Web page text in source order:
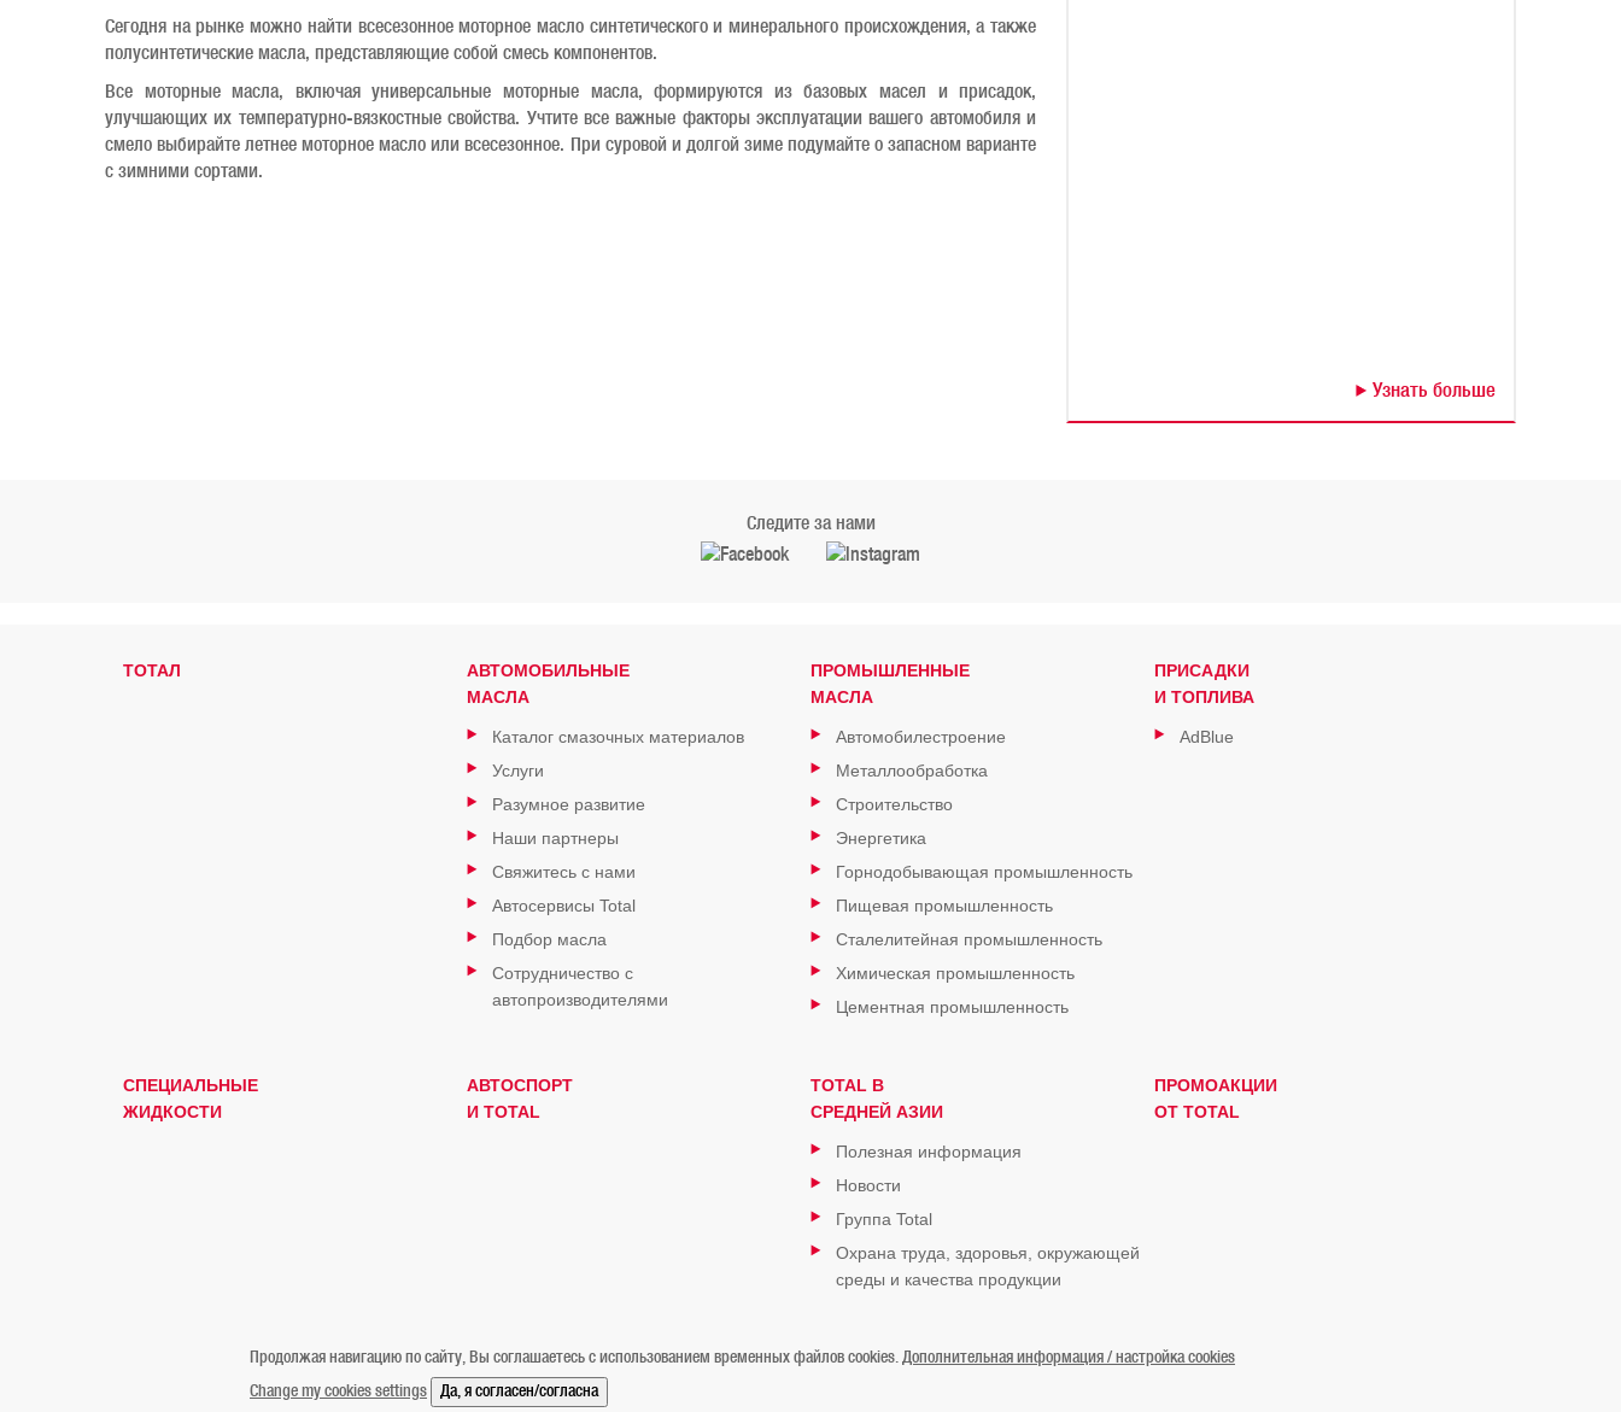
Сегодня на рынке можно найти всесезонное моторное масло синтетического и минерального происхождения, а также
полусинтетические масла, представляющие собой смесь компонентов.
Все моторные масла, включая универсальные моторные масла, формируются из базовых масел и присадок,
улучшающих их температурно-вязкостные свойства. Учтите все важные факторы эксплуатации вашего автомобиля и
смело выбирайте летнее моторное масло или всесезонное. При суровой и долгой зиме подумайте о запасном варианте
с зимними сортами.
Узнать больше
Следите за нами
ТОТАЛ
АВТОМОБИЛЬНЫЕ
МАСЛА
Каталог смазочных материалов
Услуги
Разумное развитие
Наши партнеры
Свяжитесь с нами
Автосервисы Total
Подбор масла
Сотрудничество с
автопроизводителями
ПРОМЫШЛЕННЫЕ
МАСЛА
Автомобилестроение
Металлообработка
Строительство
Энергетика
Горнодобывающая промышленность
Пищевая промышленность
Сталелитейная промышленность
Химическая промышленность
Цементная промышленность
ПРИСАДКИ
И ТОПЛИВА
AdBlue
СПЕЦИАЛЬНЫЕ
ЖИДКОСТИ
АВТОСПОРТ
И TOTAL
TOTAL В
СРЕДНЕЙ АЗИИ
Полезная информация
Новости
Группа Total
Охрана труда, здоровья, окружающей
среды и качества продукции
ПРОМОАКЦИИ
ОТ TOTAL
Официальное уведомление Cookies Контакты
Продолжая навигацию по сайту, Вы соглашаетесь с использованием временных файлов cookies. Дополнительная информация / настройка cookies
Change my cookies settings
Да, я согласен/согласна